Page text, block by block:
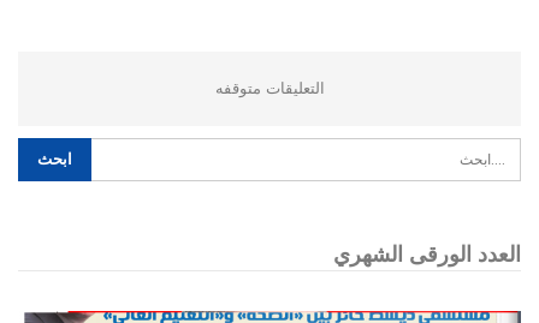
التعليقات متوقفه
العدد الورقى الشهري